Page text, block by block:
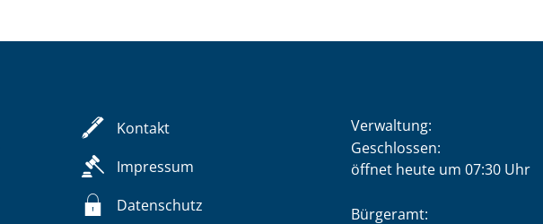
Kontakt
Impressum
Datenschutz
Verwaltung:
Klicken, um weitere
Geschlossen:
öffnet heute um 07:30 Uhr
Bürgeramt: